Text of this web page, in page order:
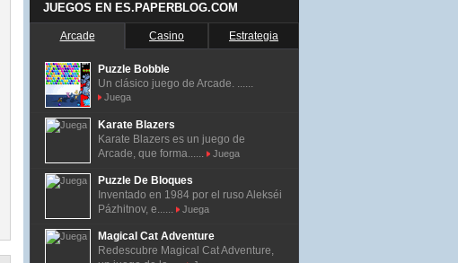
JUEGOS EN ES.PAPERBLOG.COM
Arcade Casino Estrategia
Puzzle Bobble
Un clásico juego de Arcade. ......
Juega
Karate Blazers
Karate Blazers es un juego de
Arcade, que forma......
Juega
Puzzle De Bloques
Inventado en 1984 por el ruso Alekséi
Pázhitnov, e......
Juega
Magical Cat Adventure
Redescubre Magical Cat Adventure,